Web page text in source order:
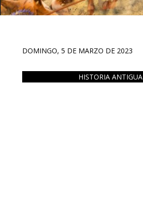
DOMINGO, 5 DE MARZO DE 2023
HISTORIA ANTIGUA